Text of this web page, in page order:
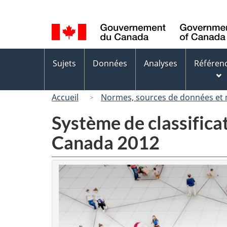
de
la
langue
des
Sujets Données Analyses
Accueil Normes, sources de données et
Système de
Canada 2012